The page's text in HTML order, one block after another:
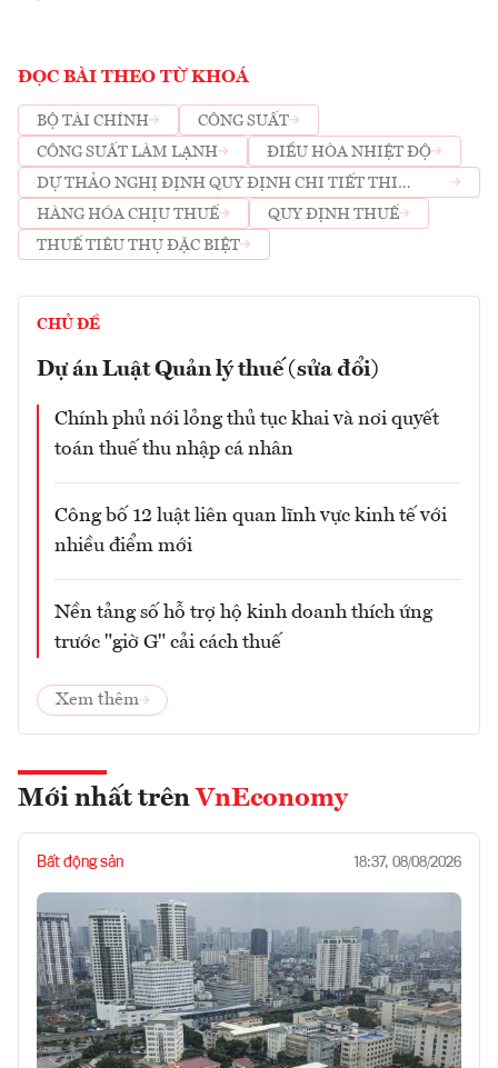
ĐỌC BÀI THEO TỪ KHOÁ
BỘ TÀI CHÍNH
CÔNG SUẤT
CÔNG SUẤT LÀM LẠNH
ĐIỀU HÒA NHIỆT ĐỘ
DỰ THẢO NGHỊ ĐỊNH QUY ĐỊNH CHI TIẾT THI
HÀNH MỘT SỐ ĐIỀU CỦA LUẬT THUẾ TIÊU THỤ ĐẶC
BIỆT
HÀNG HÓA CHỊU THUẾ
QUY ĐỊNH THUẾ
THUẾ TIÊU THỤ ĐẶC BIỆT
CHỦ ĐỀ
Dự án Luật Quản lý thuế (sửa đổi)
Chính phủ nới lỏng thủ tục khai và nơi quyết
toán thuế thu nhập cá nhân
Công bố 12 luật liên quan lĩnh vực kinh tế với
nhiều điểm mới
Nền tảng số hỗ trợ hộ kinh doanh thích ứng
trước "giờ G" cải cách thuế
Xem thêm
Mới nhất trên VnEconomy
Bất động sản 18:37, 08/08/2026